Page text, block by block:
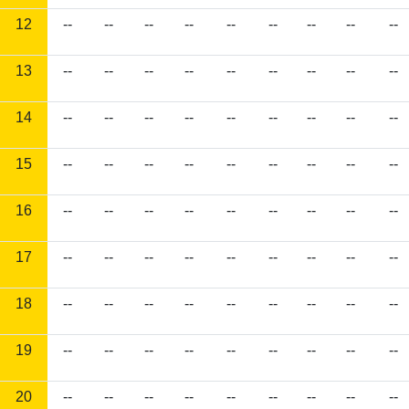
12 -- -- -- -- -- -- -- -- --
13 -- -- -- -- -- -- -- -- --
14 -- -- -- -- -- -- -- -- --
15 -- -- -- -- -- -- -- -- --
16 -- -- -- -- -- -- -- -- --
17 -- -- -- -- -- -- -- -- --
18 -- -- -- -- -- -- -- -- --
19 -- -- -- -- -- -- -- -- --
20 -- -- -- -- -- -- -- -- --